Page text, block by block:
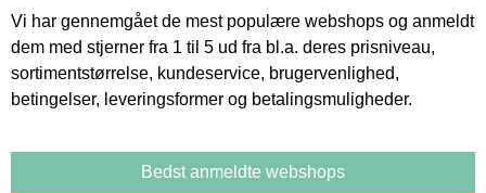
Vi har gennemgået de mest populære webshops og anmeldt
dem med stjerner fra 1 til 5 ud fra bl.a. deres prisniveau,
sortimentstørrelse, kundeservice, brugervenlighed,
betingelser, leveringsformer og betalingsmuligheder.
Bedst anmeldte webshops